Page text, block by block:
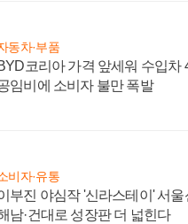
동차·부품
코리아 가격 앞세워 수입차
임비에 소비자 불만 폭발
비자·유통
부진 야심작 '신라스테이' 서울
남·건대로 성장판 더 넓힌다